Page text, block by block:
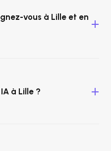
vous à Lille et en
à Lille ?